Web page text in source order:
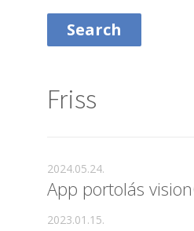
Friss
App portolás
2024.05.24.
2023.01.15.